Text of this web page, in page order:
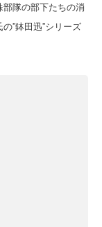
隊の部下たちの消
”鉢田迅”シリーズ